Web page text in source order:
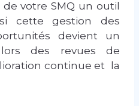
votre SMQ un outil
cette gestion des
devient un
des revues de
continue et la